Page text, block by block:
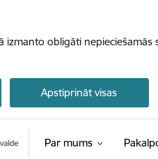
izmanto obligāti
Apstiprināt visas
Par mums